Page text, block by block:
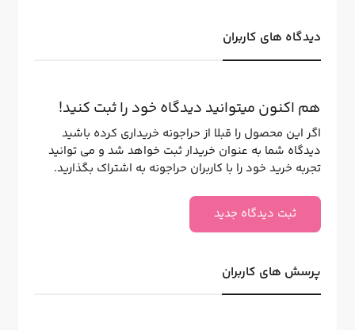
دیدگاه های کاربران
هم اکنون میتوانید دیدگاه خود را ثبت کنید!
اگر این محصول را قبلا از حراجونه خریداری کرده باشید
دیدگاه شما به عنوان خریدار ثبت خواهد شد و می توانید
تجربه خرید خود را با کاربران حراجونه به اشتراک بگذارید.
ثبت دیدگاه جدید
پرسش های کاربران